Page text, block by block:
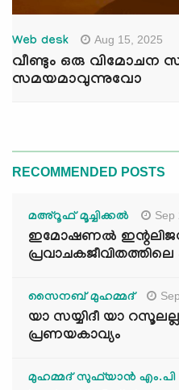
Web desk Aug 15, 2025
വീണ്ടും ഒരു വിമോചന
സമയമാവുന്നുവോ
RECOMMENDED POSTS
മഅ്റൂഫ് മൂച്ചിക്കല്‍ Sep
ഇമോഷണൽ
സൈനബ് മുഹമ്മദ്
യാ സയ്യിദീ യാ
പ്രണയകാവ്യം
മുഹമ്മദ് സുഫ്‌യാൻ എം.പി